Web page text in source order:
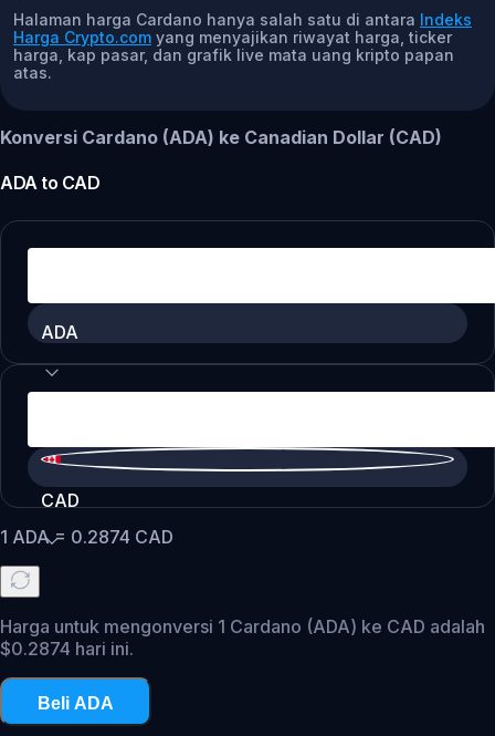
Halaman harga Cardano hanya salah satu di antara Indeks
Harga Crypto.com yang menyajikan riwayat harga, ticker
harga, kap pasar, dan grafik live mata uang kripto papan
atas.
Konversi Cardano (ADA) ke Canadian Dollar (CAD)
ADAto CAD
ADA
CAD
1 ADA= 0.2874 CAD
Harga untuk mengonversi 1 Cardano (ADA) ke CAD adalah
$0.2874 hari ini.
Beli ADA